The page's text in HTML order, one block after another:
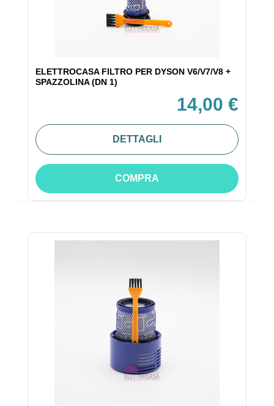
ELETTROCASA FILTRO PER DYSON V6/V7/V8 +
SPAZZOLINA (DN 1)
14,00 €
DETTAGLI
COMPRA